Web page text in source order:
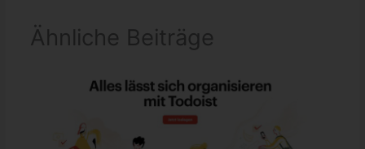
Ähnliche Beiträge